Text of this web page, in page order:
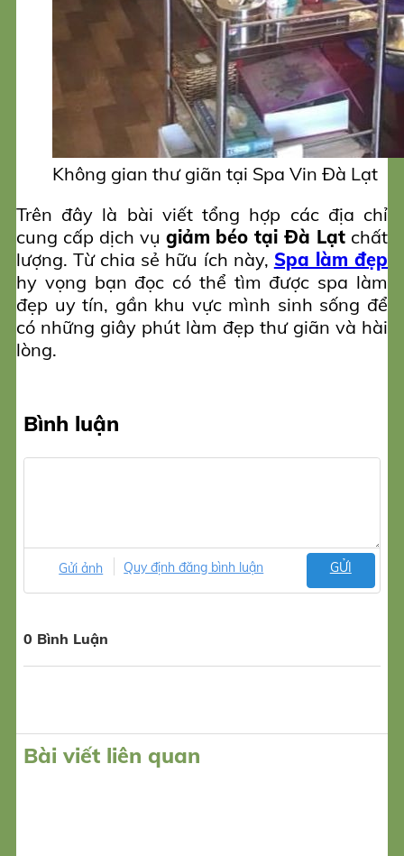
Không gian thư giãn tại Spa Vin Đà Lạt
Trên đây là bài viết tổng hợp các địa chỉ
cung cấp dịch vụ giảm béo tại Đà Lạt chất
lượng. Từ chia sẻ hữu ích này, Spa làm đẹp
hy vọng bạn đọc có thể tìm được spa làm
đẹp uy tín, gần khu vực mình sinh sống để
có những giây phút làm đẹp thư giãn và hài
lòng.
Bình luận
Gửi ảnh Quy định đăng bình luận GỬI
0 Bình Luận
Bài viết liên quan